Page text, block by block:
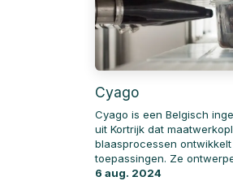
Cyago
Cyago is een Belgisch
uit Kortrijk dat
blaasprocessen
toepassingen. Ze
6 aug. 2024